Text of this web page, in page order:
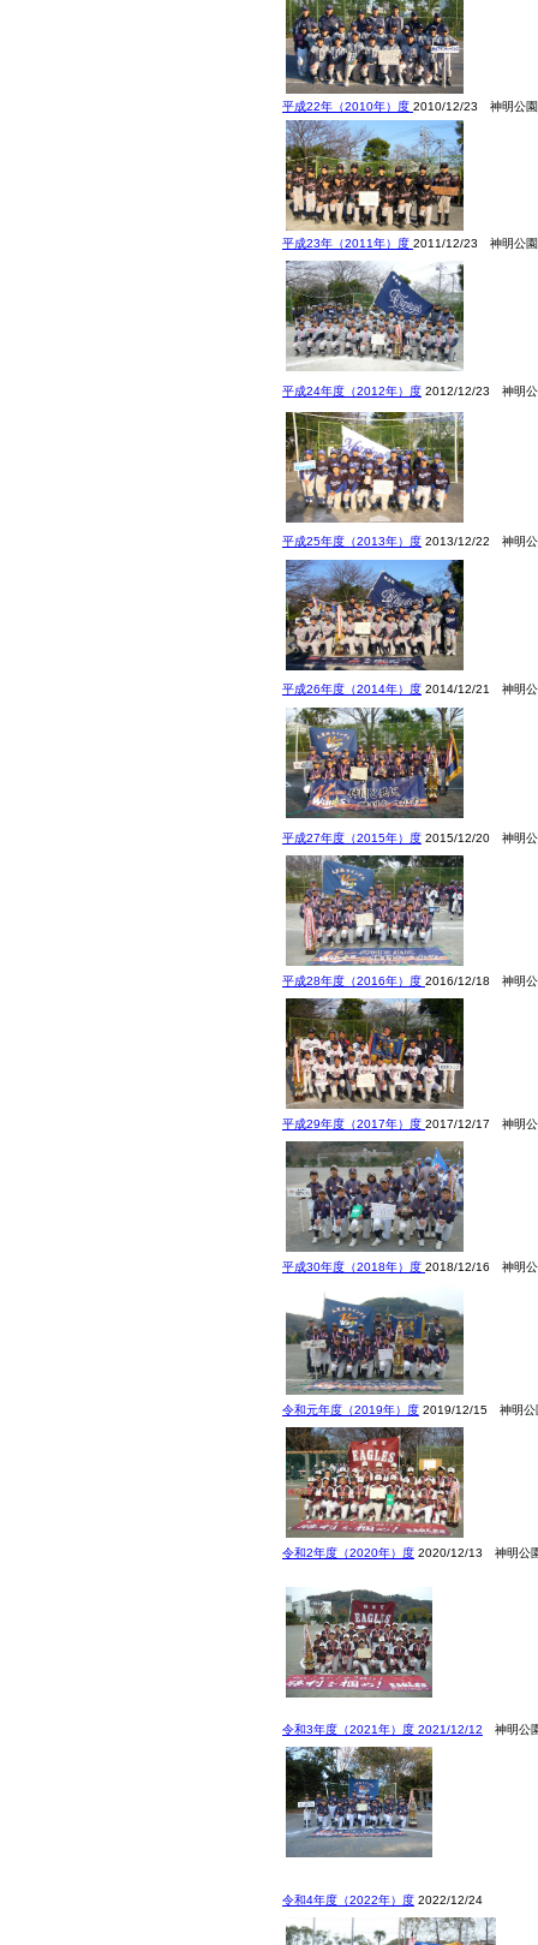
平成22年（2010年）度 2010/12/23 神明公園
平成23年（2011年）度 2011/12/23 神明公園
平成24年度（2012年）度 2012/12/23 神明
平成25年度（2013年）度 2013/12/22 神明
平成26年度（2014年）度 2014/12/21 神明
平成27年度（2015年）度 2015/12/20 神明
平成28年度（2016年）度 2016/12/18 神明
平成29年度（2017年）度 2017/12/17 神明
平成30年度（2018年）度 2018/12/16 神明
令和元年度（2019年）度 2019/12/15 神明公
令和2年度（2020年）度 2020/12/13 神明公
令和3年度（2021年）度 2021/12/12 神明公
令和4年度（2022年）度 2022/12/24